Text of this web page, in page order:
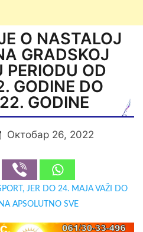
O NASTALOJ
GRADSKOJ
PERIODU OD
GODINE DO
GODINE
Октобар 26, 2022
JER DO 24. MAJA VAŽI DO
APSOLUTNO SVE